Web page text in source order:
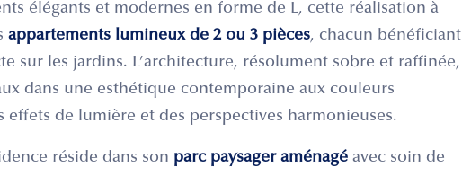
élégants et modernes en forme de L, cette réalisation à
appartements lumineux de 2 ou 3 pièces, chacun bénéficiant
sur les jardins. L’architecture, résolument sobre et raffinée,
dans une esthétique contemporaine aux couleurs
effets de lumière et des perspectives harmonieuses.
réside dans son parc paysager aménagé avec soin de